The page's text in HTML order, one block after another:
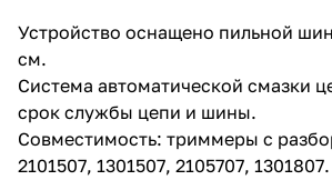
Устройство оснащено пильной
см.
Система автоматической смазки
срок службы цепи и шины.
Совместимость: триммеры с
2101507, 1301507, 2105707, 1301807.